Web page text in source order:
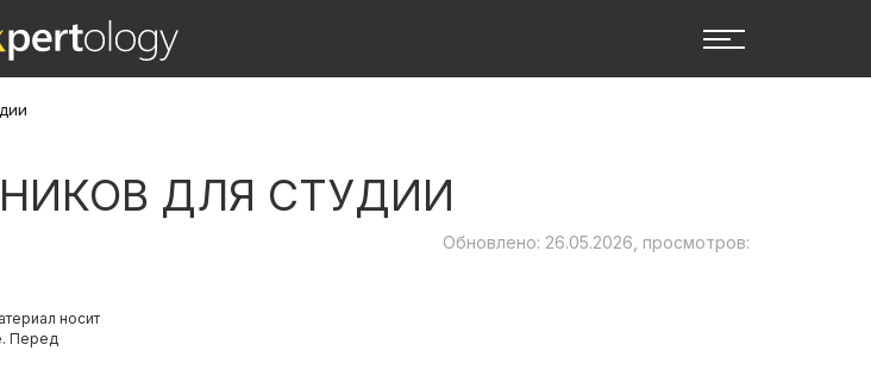
ДЛЯ СТУДИИ
Обновлено: 26.05.2026, просмотров:
носит
Перед